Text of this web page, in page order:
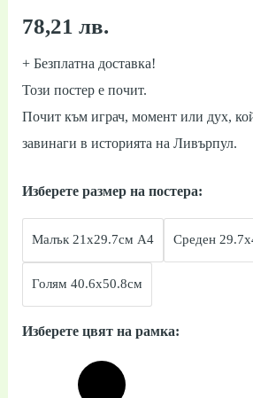
78,21 лв.
+ Безплатна доставка!
Този постер е почит.
Почит към играч, момент или дух,
завинаги в историята на Ливърпул.
Изберете размер на постера:
Малък 21x29.7см А4 Среден
Голям 40.6x50.8см
Изберете цвят на рамка: